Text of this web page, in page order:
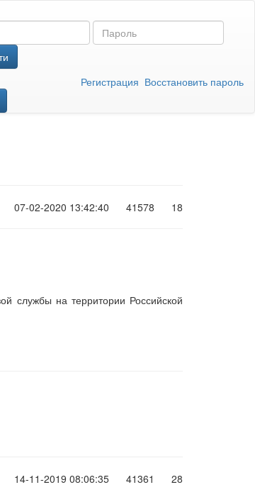
Регистрация Восстановить пароль
07-02-2020 13:42:40 41578 18
службы на территории Российской
14-11-2019 08:06:35 41361 28